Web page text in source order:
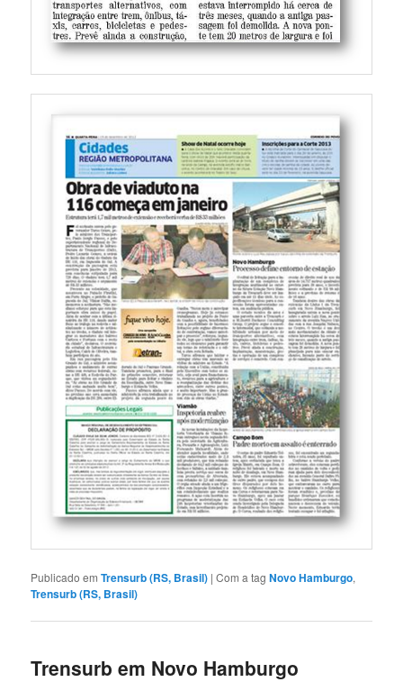
Publicado em Trensurb (RS, Brasil) |Com a tagNovo Hamburgo,
Trensurb (RS, Brasil)
Trensurb em Novo Hamburgo